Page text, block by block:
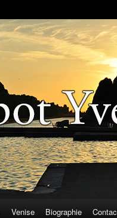
Venise Biographie